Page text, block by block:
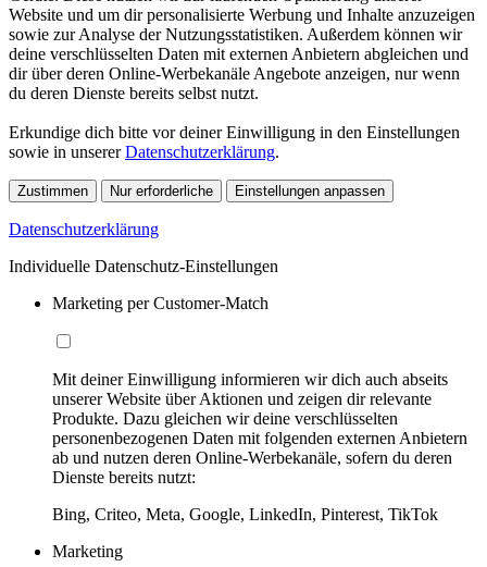
Website und um dir personalisierte Werbung und Inhalte anzuzeigen
sowie zur Analyse der Nutzungsstatistiken. Außerdem können wir
deine verschlüsselten Daten mit externen Anbietern abgleichen und
dir über deren Online-Werbekanäle Angebote anzeigen, nur wenn
du deren Dienste bereits selbst nutzt.
Erkundige dich bitte vor deiner Einwilligung in den Einstellungen
sowie in unsererDatenschutzerklärung.
Zustimmen Nur erforderliche Einstellungen anpassen
Datenschutzerklärung
Individuelle Datenschutz-Einstellungen
Marketing per Customer-Match
Mit deiner Einwilligung informieren wir dich auch abseits
unserer Website über Aktionen und zeigen dir relevante
Produkte. Dazu gleichen wir deine verschlüsselten
personenbezogenen Daten mit folgenden externen Anbietern
ab und nutzen deren Online-Werbekanäle, sofern du deren
Dienste bereits nutzt:
Bing, Criteo, Meta, Google, LinkedIn, Pinterest, TikTok
Marketing